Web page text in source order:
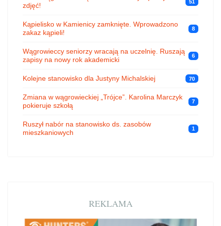
zdjęć!
51
Kąpielisko w Kamienicy zamknięte. Wprowadzono
zakaz kąpieli!
8
Wągrowieccy seniorzy wracają na uczelnię. Ruszają
zapisy na nowy rok akademicki
6
Kolejne stanowisko dla Justyny Michalskiej 70
Zmiana w wągrowieckiej „Trójce”. Karolina Marczyk
pokieruje szkołą
7
Ruszył nabór na stanowisko ds. zasobów
mieszkaniowych
1
REKLAMA